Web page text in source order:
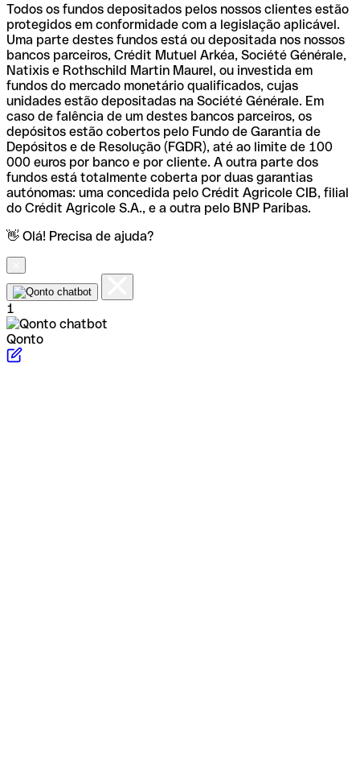
Todos os fundos depositados pelos nossos clientes estão
protegidos em conformidade com a legislação aplicável.
Uma parte destes fundos está ou depositada nos nossos
bancos parceiros, Crédit Mutuel Arkéa, Société Générale,
Natixis e Rothschild Martin Maurel, ou investida em
fundos do mercado monetário qualificados, cujas
unidades estão depositadas na Société Générale. Em
caso de falência de um destes bancos parceiros, os
depósitos estão cobertos pelo Fundo de Garantia de
Depósitos e de Resolução (FGDR), até ao limite de 100
000 euros por banco e por cliente. A outra parte dos
fundos está totalmente coberta por duas garantias
autónomas: uma concedida pelo Crédit Agricole CIB, filial
do Crédit Agricole S.A., e a outra pelo BNP Paribas.
👋 Olá! Precisa de ajuda?
1
Qonto